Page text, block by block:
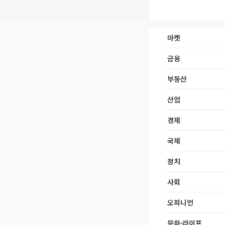
마켓
금융
부동산
산업
경제
국제
정치
사회
오피니언
문화·라이프